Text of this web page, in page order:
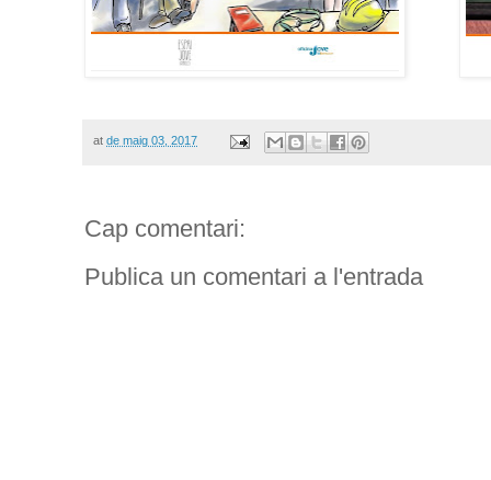
at de maig 03, 2017
Cap comentari:
Publica un comentari a l'entrada